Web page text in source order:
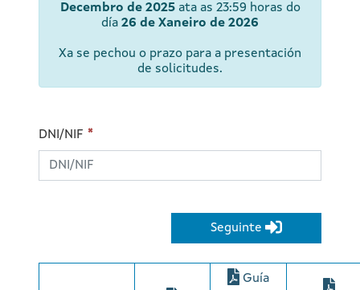
Decembro de 2025ata as 23:59 horas do
día 26 de Xaneiro de 2026
Xa se pechou o prazo para a presentación
de solicitudes.
DNI/NIF
Seguinte
Guía